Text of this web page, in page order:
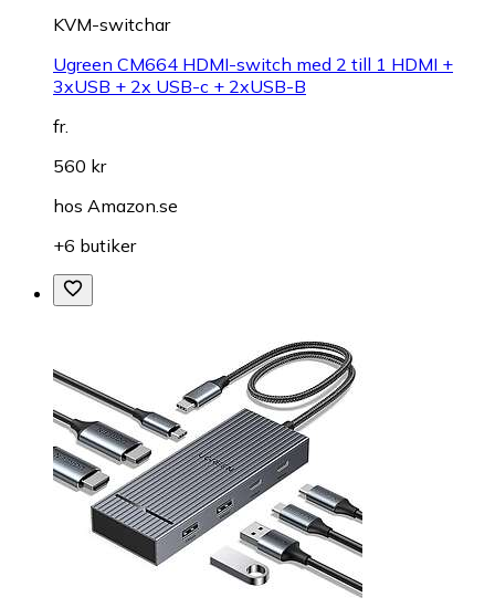
KVM-switchar
Ugreen CM664 HDMI-switch med 2 till 1 HDMI +
3xUSB + 2x USB-c + 2xUSB-B
fr.
560 kr
hos Amazon.se
+6 butiker